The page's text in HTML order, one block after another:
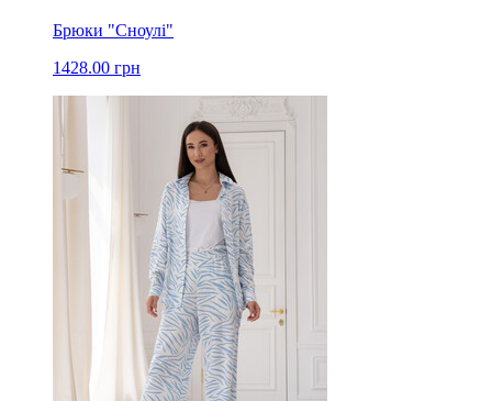
Брюки "Сноулі"
1428.00 грн